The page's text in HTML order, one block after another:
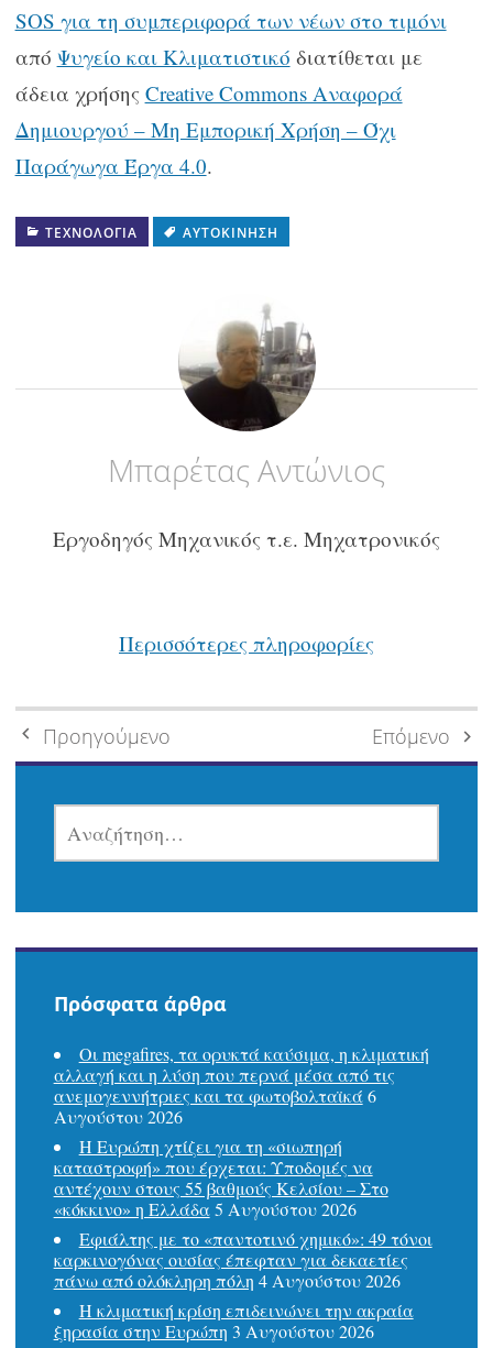
SOS για τη συμπεριφορά των νέων στο τιμόνι
από Ψυγείο και Κλιματιστικό διατίθεται με
άδεια χρήσης Creative Commons Αναφορά
Δημιουργού – Μη Εμπορική Χρήση – Όχι
Παράγωγα Έργα 4.0.
ΤΕΧΝΟΛΟΓΊΑ ΑΥΤΟΚΊΝΗΣΗ
Μπαρέτας Αντώνιος
Εργοδηγός Μηχανικός τ.ε. Μηχατρονικός
Περισσότερες πληροφορίες
Πλοήγηση
δημοσιεύσεων
Προηγούμενο Επόμενο
ΓΙΑ:
Πρόσφατα άρθρα
Οι megafires, τα ορυκτά καύσιμα, η κλιματική
αλλαγή και η λύση που περνά μέσα από τις
ανεμογεννήτριες και τα φωτοβολταϊκά 6
Αυγούστου 2026
Η Ευρώπη χτίζει για τη «σιωπηρή
καταστροφή» που έρχεται: Υποδομές να
αντέχουν στους 55 βαθμούς Κελσίου – Στο
«κόκκινο» η Ελλάδα 5 Αυγούστου 2026
Εφιάλτης με το «παντοτινό χημικό»: 49 τόνοι
καρκινογόνας ουσίας έπεφταν για δεκαετίες
πάνω από ολόκληρη πόλη 4 Αυγούστου 2026
Η κλιματική κρίση επιδεινώνει την ακραία
ξηρασία στην Ευρώπη 3 Αυγούστου 2026